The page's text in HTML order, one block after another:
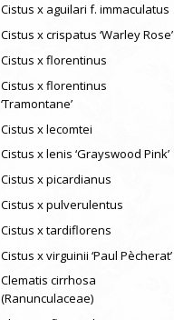
Cistus x aguilari f. immaculatus
Cistus x crispatus ‘Warley Rose’
Cistus x florentinus
Cistus x florentinus
‘Tramontane’
Cistus x lecomtei
Cistus x lenis ‘Grayswood Pink’
Cistus x picardianus
Cistus x pulverulentus
Cistus x tardiflorens
Cistus x virguinii ‘Paul Pècherat’
Clematis cirrhosa
(Ranunculaceae)